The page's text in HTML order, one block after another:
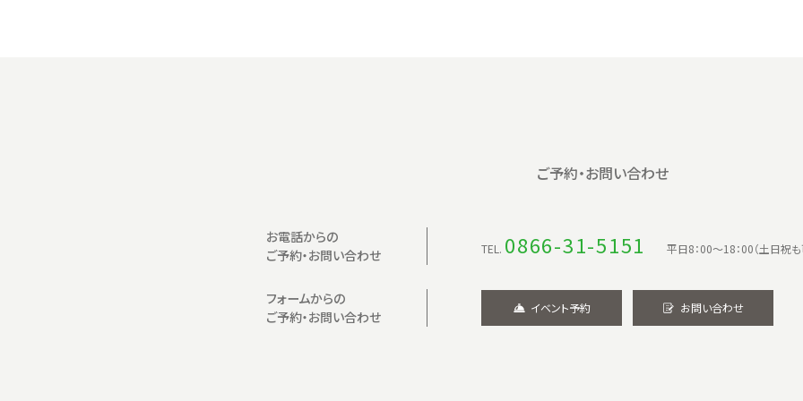
ご予約・お問い合わせ
お電話からの
ご予約・お問い合わせ
TEL. 0866-31-5151 平日8：00〜18：00（土日祝も
フォームからの
ご予約・お問い合わせ
イベント予約 お問い合わせ